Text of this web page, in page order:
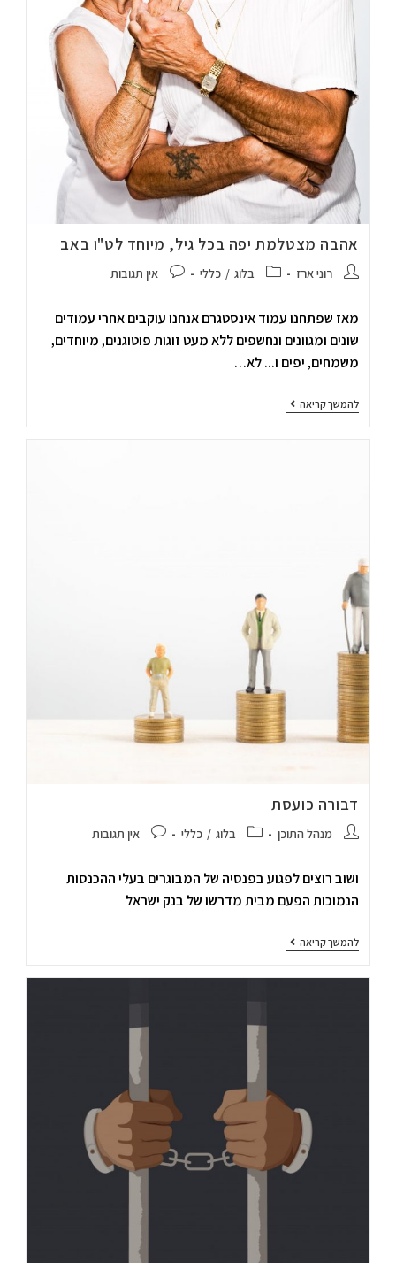
אהבה מצטלמת יפה בכל גיל, מיוחד לט"ו באב
רוני ארז בלוג / כללי אין תגובות
מאז שפתחנו עמוד אינסטגרם אנחנו עוקבים אחרי עמודים
שונים ומגוונים ונחשפים ללא מעט זוגות פוטוגנים, מיוחדים,
משמחים, יפים ו... לא…
להמשך קריאה
דבורה כועסת
מנהל התוכן בלוג / כללי אין תגובות
ושוב רוצים לפגוע בפנסיה של המבוגרים בעלי ההכנסות
הנמוכות הפעם מבית מדרשו של בנק ישראל
להמשך קריאה